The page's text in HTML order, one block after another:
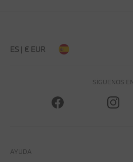
ES | € EUR
SÍGUENOS
AYUDA